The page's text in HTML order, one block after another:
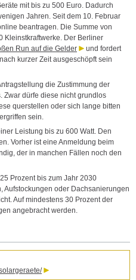
mit bis zu 500 Euro. Dadurch
Jahren. Seit dem 10. Februar
beantragen. Die Summe von
Kleinstkraftwerke. Der Berliner
Run auf die Gelder
und fordert
kurzer Zeit ausgeschöpft sein
die Zustimmung der
Zwar dürfe diese nicht grundlos
querstellen oder sich lange bitten
sein.
Leistung bis zu 600 Watt. Den
Vorher ist eine Anmeldung beim
der in manchen Fällen noch den
Prozent bis zum Jahr 2030
Aufstockungen oder Dachsanierungen
Auf mindestens 30 Prozent der
angebracht werden.